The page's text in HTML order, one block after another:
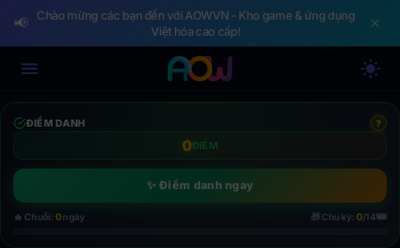
📢
Chào mừng các bạn đến với AOWVN - Kho game & ứng dụng
Việt hóa cao cấp!
ĐIỂM DANH ?
0ĐIỂM
✨ Điểm danh ngay
🔥 Chuỗi: 0ngày 🎁 Chu kỳ:0/14👑